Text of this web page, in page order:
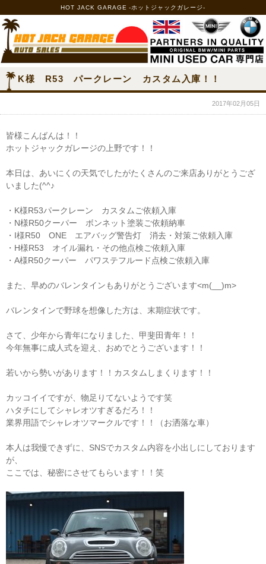
HOT JACK GARAGE -ホットジャックガレージ-
K様 R53 パークレーン カスタム入庫！！
2017年02月05日
皆様こんばんは！！
ホットジャックガレージの上野です！！
本日は、あいにくの天気でしたがたくさんのご来店ありがとうござ
いました(^^♪
・K様R53パークレーン カスタムご依頼入庫
・N様R50クーパー ボンネット塗装ご依頼納車
・I様R50 ONE エアバッグ警告灯 消去・対策ご依頼入庫
・H様R53 オイル漏れ・その他点検ご依頼入庫
・A様R50クーパー パワステフルード点検ご依頼入庫
また、早めのバレンタインもありがとうございます<m(__)m>
バレンタインで野球を想像した方は、末期症状です。
さて、少年から青年になりました、甲斐田青年！！
今年無事に成人式を迎え、おめでとうございます！！
若いから勢いがあります！！カスタムしまくります！！
カッコイイですが、物足りてないようです笑
ハタチにしてシャレオツすぎるだろ！！
業界用語でシャレオツマークルです！！（お洒落な車）
本人は我慢できずに、SNSでカスタム内容を小出しにしております
が、
ここでは、秘密にさせてもらいます！！笑